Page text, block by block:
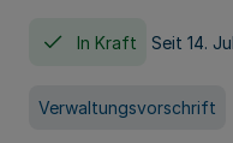
In Kraft Seit 14.
Verwaltungsvorschrift